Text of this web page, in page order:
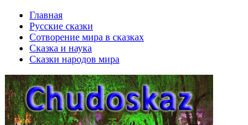
Главная
Русские сказки
Сотворение мира в сказках
Сказка и наука
Сказки народов мира